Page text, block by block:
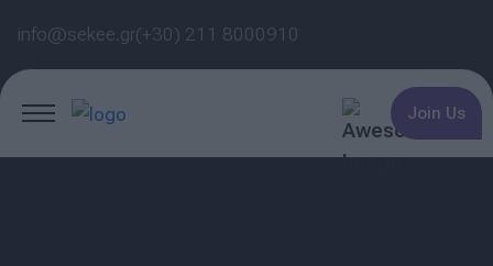
info@sekee.gr(+30) 211 8000910
Join Us